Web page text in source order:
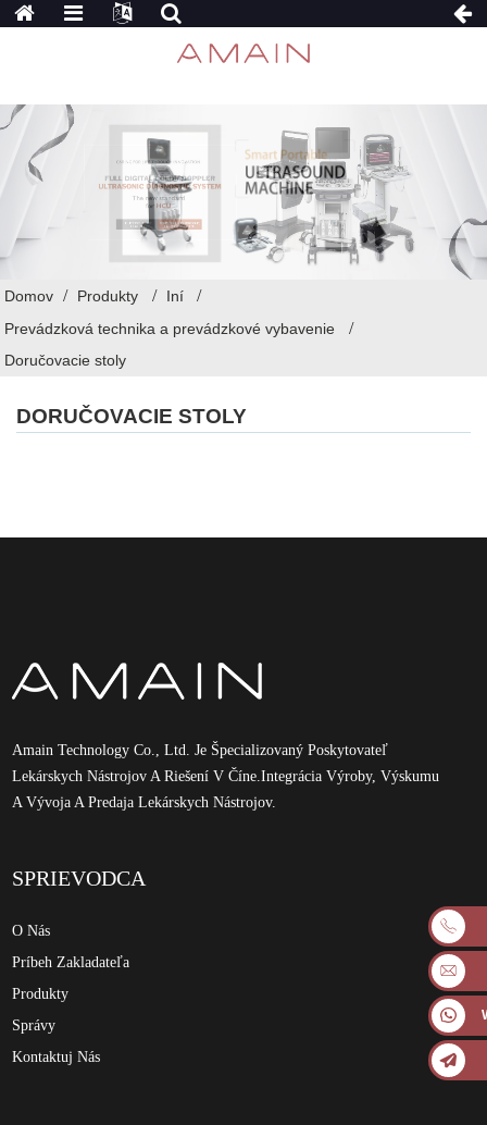
Domov Produkty
Iní
Prevádzková technika a prevádzkové vybavenie
Doručovacie stoly
DORUČOVACIE STOLY
Amain Technology Co., Ltd. Je Špecializovaný Poskytovateľ
Lekárskych Nástrojov A Riešení V Číne.Integrácia Výroby, Výskumu
A Vývoja A Predaja Lekárskych Nástrojov.
SPRIEVODCA
O Nás
Príbeh Zakladateľa
Produkty
Správy
Kontaktuj Nás